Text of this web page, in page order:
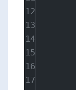
12
13
14
15
16
17